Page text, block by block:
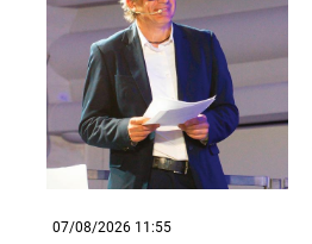
07/08/2026 11:55